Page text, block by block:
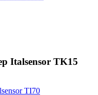
Italsensor TK15